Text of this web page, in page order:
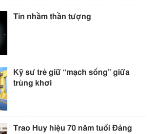
Tin nhầm thần tượng
Kỹ sư trẻ giữ “mạch sống” giữa
trùng khơi
Trao Huy hiệu 70 năm tuổi Đảng